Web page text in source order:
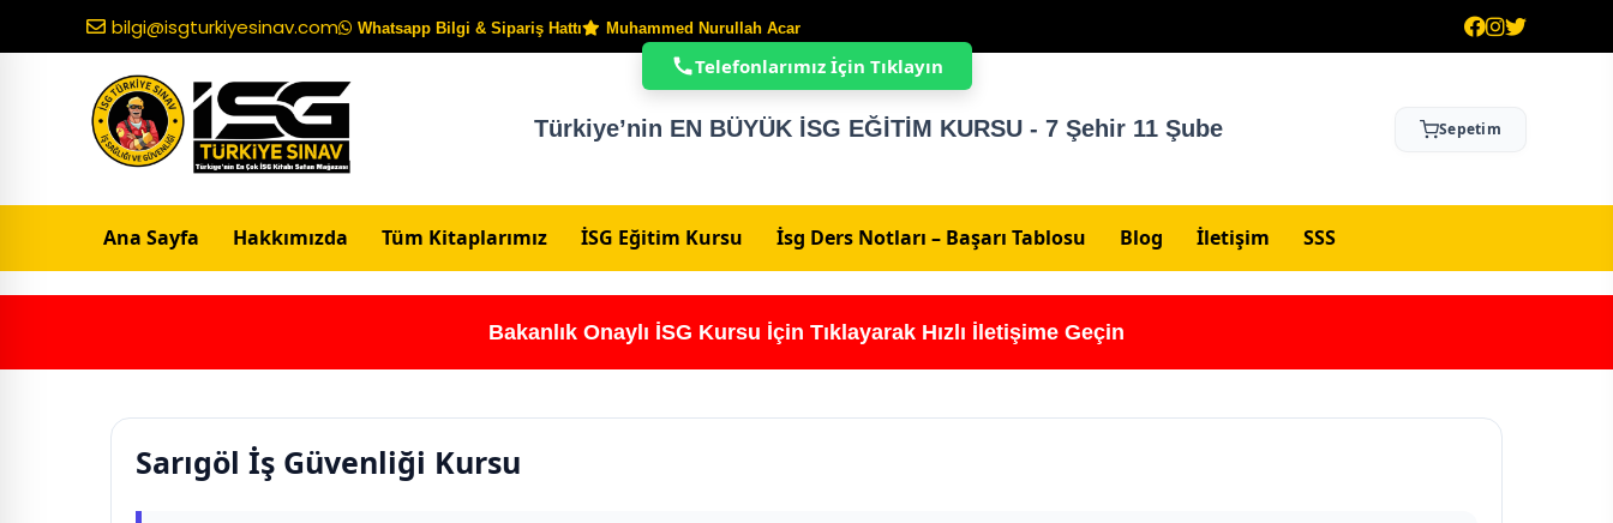
bilgi@isgturkiyesinav.com Whatsapp Bilgi & Sipariş Hattı Muhammed Nurullah Acar
Türkiye’nin EN BÜYÜK İSG EĞİTİM KURSU - 7 Şehir 11 Şube Sepetim
Ana Sayfa Hakkımızda Tüm Kitaplarımız İSG Eğitim Kursu İsg Ders Notları – Başarı Tablosu Blog İletişim SSS
Bakanlık Onaylı İSG Kursu İçin Tıklayarak Hızlı İletişime Geçin
Sarıgöl İş Güvenliği Kursu
Telefonlarımız İçin Tıklayın